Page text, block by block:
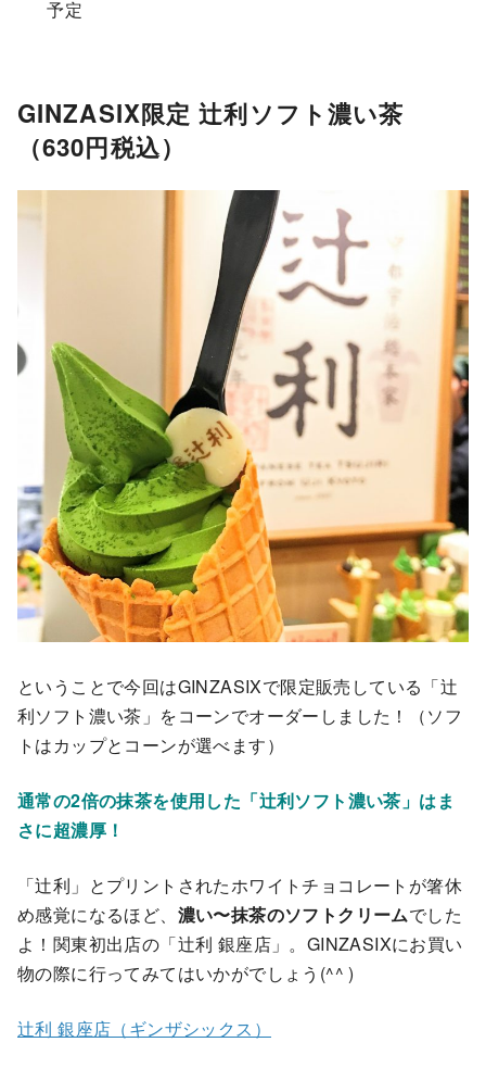
予定
GINZASIX限定 辻利ソフト濃い茶
（630円税込）
ということで今回はGINZASIXで限定販売している「辻
利ソフト濃い茶」をコーンでオーダーしました！（ソフ
トはカップとコーンが選べます）
通常の2倍の抹茶を使用した「辻利ソフト濃い茶」はま
さに超濃厚！
「辻利」とプリントされたホワイトチョコレートが箸休
め感覚になるほど、 濃い〜抹茶のソフトクリームでした
よ！関東初出店の「辻利 銀座店」。GINZASIXにお買い
物の際に行ってみてはいかがでしょう(^^ )
辻利 銀座店（ギンザシックス）